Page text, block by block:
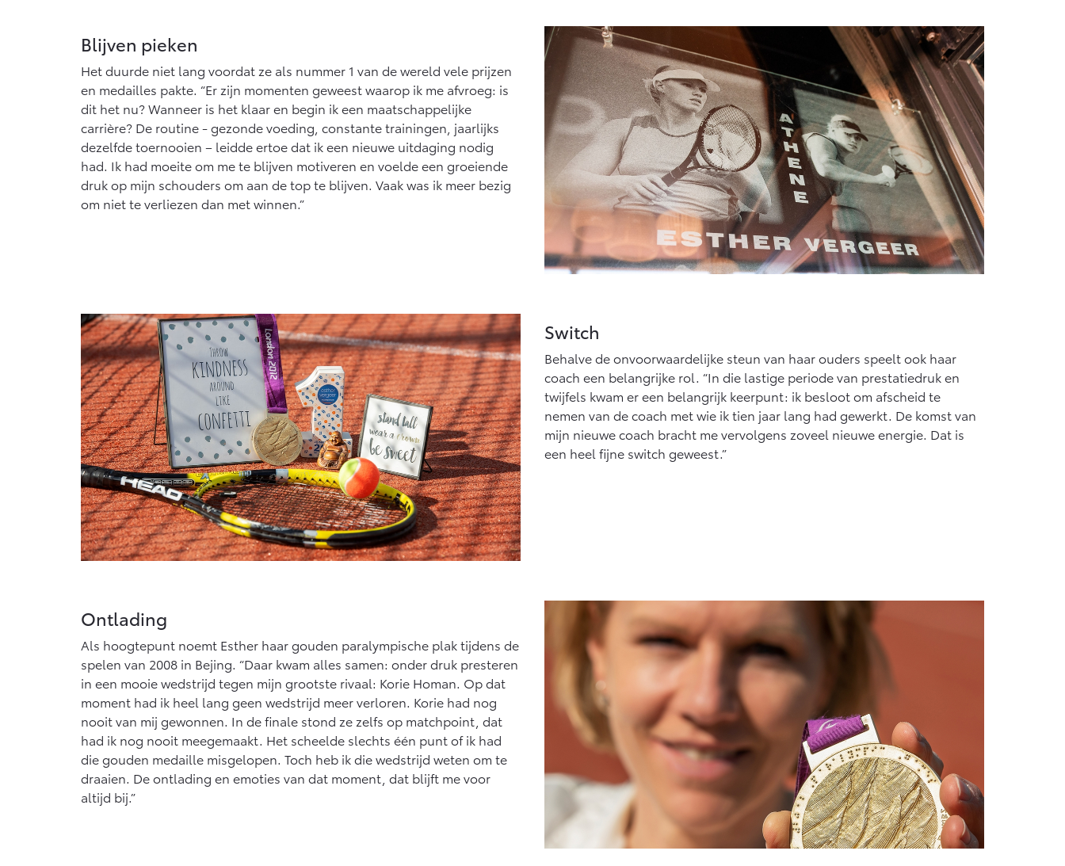
Blijven pieken
Het duurde niet lang voordat ze als nummer 1 van de wereld vele prijzen
en medailles pakte. “Er zijn momenten geweest waarop ik me afvroeg: is
dit het nu? Wanneer is het klaar en begin ik een maatschappelijke
carrière? De routine - gezonde voeding, constante trainingen, jaarlijks
dezelfde toernooien – leidde ertoe dat ik een nieuwe uitdaging nodig
had. Ik had moeite om me te blijven motiveren en voelde een groeiende
druk op mijn schouders om aan de top te blijven. Vaak was ik meer bezig
om niet te verliezen dan met winnen.”
Switch
Behalve de onvoorwaardelijke steun van haar ouders speelt ook haar
coach een belangrijke rol. “In die lastige periode van prestatiedruk en
twijfels kwam er een belangrijk keerpunt: ik besloot om afscheid te
nemen van de coach met wie ik tien jaar lang had gewerkt. De komst van
mijn nieuwe coach bracht me vervolgens zoveel nieuwe energie. Dat is
een heel fijne switch geweest.”
Ontlading
Als hoogtepunt noemt Esther haar gouden paralympische plak tijdens de
spelen van 2008 in Bejing. “Daar kwam alles samen: onder druk presteren
in een mooie wedstrijd tegen mijn grootste rivaal: Korie Homan. Op dat
moment had ik heel lang geen wedstrijd meer verloren. Korie had nog
nooit van mij gewonnen. In de finale stond ze zelfs op matchpoint, dat
had ik nog nooit meegemaakt. Het scheelde slechts één punt of ik had
die gouden medaille misgelopen. Toch heb ik die wedstrijd weten om te
draaien. De ontlading en emoties van dat moment, dat blijft me voor
altijd bij.”